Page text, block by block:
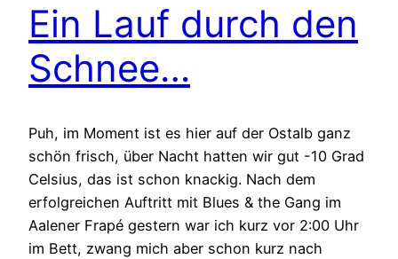
Ein Lauf durch den
Schnee…
Puh, im Moment ist es hier auf der Ostalb ganz
schön frisch, über Nacht hatten wir gut -10 Grad
Celsius, das ist schon knackig. Nach dem
erfolgreichen Auftritt mit Blues & the Gang im
Aalener Frapé gestern war ich kurz vor 2:00 Uhr
im Bett, zwang mich aber schon kurz nach